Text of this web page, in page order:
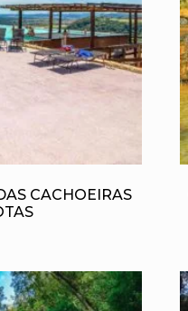
CACHOEIRAS